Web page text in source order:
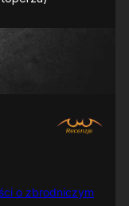
o zbrodniczym